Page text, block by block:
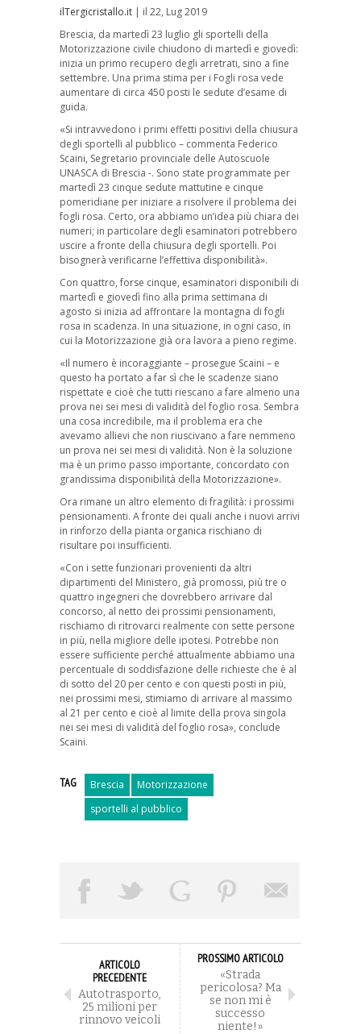
ilTergicristallo.it | il 22, Lug 2019
Brescia, da martedì 23 luglio gli sportelli della
Motorizzazione civile chiudono di martedì e giovedì:
inizia un primo recupero degli arretrati, sino a fine
settembre. Una prima stima per i Fogli rosa vede
aumentare di circa 450 posti le sedute d’esame di
guida.
«Si intravvedono i primi effetti positivi della chiusura
degli sportelli al pubblico – commenta Federico
Scaini, Segretario provinciale delle Autoscuole
UNASCA di Brescia -. Sono state programmate per
martedì 23 cinque sedute mattutine e cinque
pomeridiane per iniziare a risolvere il problema dei
fogli rosa. Certo, ora abbiamo un’idea più chiara dei
numeri; in particolare degli esaminatori potrebbero
uscire a fronte della chiusura degli sportelli. Poi
bisognerà verificarne l’effettiva disponibilità».
Con quattro, forse cinque, esaminatori disponibili di
martedì e giovedì fino alla prima settimana di
agosto si inizia ad affrontare la montagna di fogli
rosa in scadenza. In una situazione, in ogni caso, in
cui la Motorizzazione già ora lavora a pieno regime.
«Il numero è incoraggiante – prosegue Scaini – e
questo ha portato a far sì che le scadenze siano
rispettate e cioè che tutti riescano a fare almeno una
prova nei sei mesi di validità del foglio rosa. Sembra
una cosa incredibile, ma il problema era che
avevamo allievi che non riuscivano a fare nemmeno
un prova nei sei mesi di validità. Non è la soluzione
ma è un primo passo importante, concordato con
grandissima disponibilità della Motorizzazione».
Ora rimane un altro elemento di fragilità: i prossimi
pensionamenti. A fronte dei quali anche i nuovi arrivi
in rinforzo della pianta organica rischiano di
risultare poi insufficienti.
«Con i sette funzionari provenienti da altri
dipartimenti del Ministero, già promossi, più tre o
quattro ingegneri che dovrebbero arrivare dal
concorso, al netto dei prossimi pensionamenti,
rischiamo di ritrovarci realmente con sette persone
in più, nella migliore delle ipotesi. Potrebbe non
essere sufficiente perché attualmente abbiamo una
percentuale di soddisfazione delle richieste che è al
di sotto del 20 per cento e con questi posti in più,
nei prossimi mesi, stimiamo di arrivare al massimo
al 21 per cento e cioè al limite della prova singola
nei sei mesi di validità del foglio rosa», conclude
Scaini.
TAG Brescia
Motorizzazione
sportelli al pubblico
ARTICOLO
PRECEDENTE
Autotrasporto,
25 milioni per
rinnovo veicoli
PROSSIMO ARTICOLO
«Strada
pericolosa? Ma
se non mi è
successo
niente!»